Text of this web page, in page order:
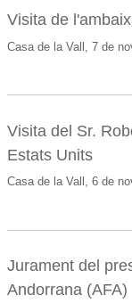
Visita de
Casa de la Vall, 7 de
Visita del Sr.
Estats Units
Casa de la Vall, 6 de
Jurament del
Andorrana (AFA)